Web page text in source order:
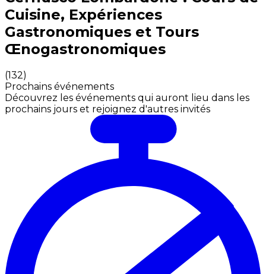
Cuisine, Expériences
Gastronomiques et Tours
Œnogastronomiques
(132)
Prochains événements
Découvrez les événements qui auront lieu dans les
prochains jours et rejoignez d'autres invités